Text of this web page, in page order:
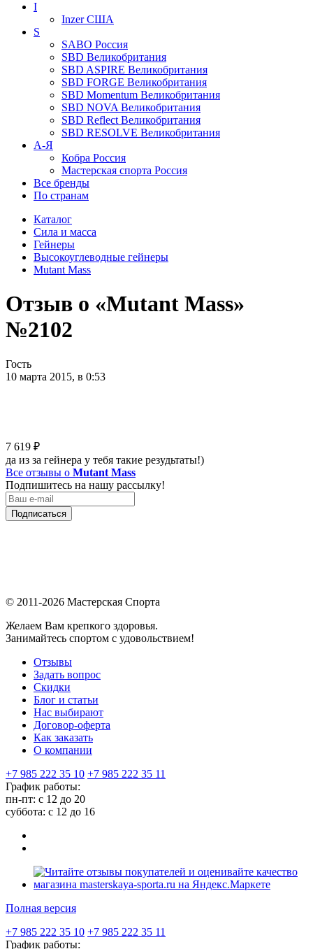
I
InzerСША
S
SABO Россия
SBD Великобритания
SBD ASPIRE Великобритания
SBD FORGE Великобритания
SBD Momentum Великобритания
SBD NOVA Великобритания
SBD Reflect Великобритания
SBD RESOLVE Великобритания
А-Я
Кобра Россия
Мастерская спорта Россия
Все бренды
По странам
Каталог
Сила и масса
Гейнеры
Высокоуглеводные гейнеры
Mutant Mass
Отзыв о «Mutant Mass»
№2102
Гость
10 марта 2015, в 0:53
7 619 ₽
да из за гейнера у тебя такие резудьтаты!)
Все отзывы о Mutant Mass
Подпишитесь на нашу рассылку!
Подписаться
© 2011-2026 Мастерская Спорта
Желаем Вам крепкого здоровья.
Занимайтесь спортом с удовольствием!
Отзывы
Задать вопрос
Скидки
Блог и статьи
Нас выбирают
Договор-оферта
Как заказать
О компании
+7 985 222 35 10 +7 985 222 35 11
График работы:
пн-пт: с 12 до 20
суббота: c 12 до 16
Полная версия
+7 985 222 35 10 +7 985 222 35 11
График работы: